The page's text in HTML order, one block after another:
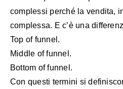
complessi perché la vendita,
complessa. E c’è una
Top of funnel.
Middle of funnel.
Bottom of funnel.
Con questi termini si